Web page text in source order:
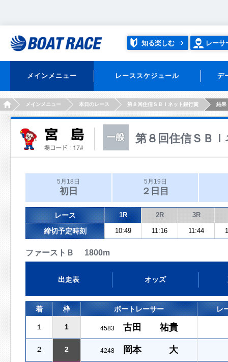
知る楽しむ レーサ
メインメニュー レーススケジュール デ
HOMEメインメニュー 本日のレース 第８回住信ＳＢＩネット銀行賞 結果
第８回住信ＳＢ
5月18日
初日
5月19日
２日目
レース 1R 2R 3R
締切予定時刻 10:49 11:16 11:44
ファーストＢ 1800m
出走表 オッズ
着 枠 ボートレーサー レ
１ 1 4583 古田 祐貴
２ 2 4248 岡本 大